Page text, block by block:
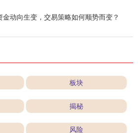
动向生变，交易策略如何顺势而变？
板块
揭秘
风险